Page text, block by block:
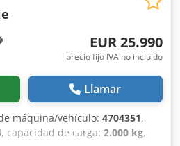
EUR 25.990
precio fijo IVA no incluído
Llamar
máquina/vehículo: 4704351,
, capacidad de carga: 2.000 kg,